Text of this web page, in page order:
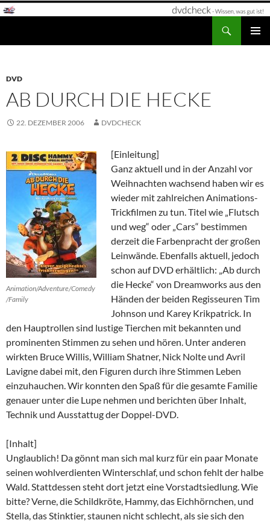
Zum
DVD
AB DURCH DIE HECKE
22. DEZEMBER 2006 DVDCHECK
Animation/Adventure/Comedy
/Family
[Einleitung]
Ganz aktuell und in der Anzahl vor
Weihnachten wachsend haben wir es
wieder mit zahlreichen Animations-
Trickfilmen zu tun. Titel wie „Flutsch
und weg“ oder „Cars“ bestimmen
derzeit die Farbenpracht der großen
Leinwände. Ebenfalls aktuell, jedoch
schon auf DVD erhältlich: „Ab durch
die Hecke“ von Dreamworks aus den
Händen der beiden Regisseuren Tim
Johnson und Karey Krikpatrick. In
den Hauptrollen sind lustige Tierchen mit bekannten und
prominenten Stimmen zu sehen und hören. Unter anderen
wirkten Bruce Willis, William Shatner, Nick Nolte und Avril
Lavigne dabei mit, den Figuren durch ihre Stimmen Leben
einzuhauchen. Wir konnten den Spaß für die gesamte Familie
genauer unter die Lupe nehmen und berichten über Inhalt,
Technik und Ausstattug der Doppel-DVD.
[Inhalt]
Unglaublich! Da gönnt man sich mal kurz für ein paar Monate
seinen wohlverdienten Winterschlaf, und schon fehlt der halbe
Wald. Stattdessen steht dort jetzt eine Vorstadtsiedlung. Wie
bitte? Verne, die Schildkröte, Hammy, das Eichhörnchen, und
Stella, das Stinktier, staunen nicht schlecht, als sie sich den